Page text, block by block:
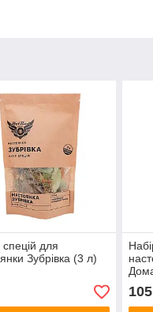
спецій для
Зубрівка (3 л)
105